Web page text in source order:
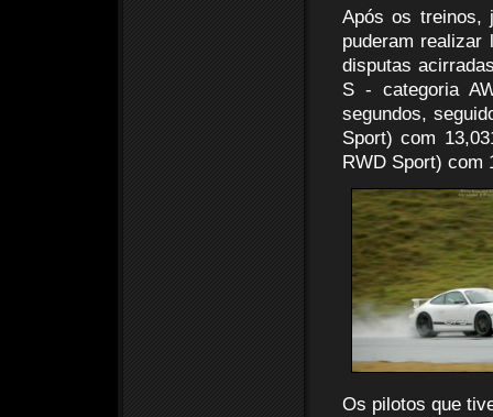
Após os treinos,
puderam
disputas
S - categoria
segundos,
Sport) com
RWD Sport) com
Os pilotos que